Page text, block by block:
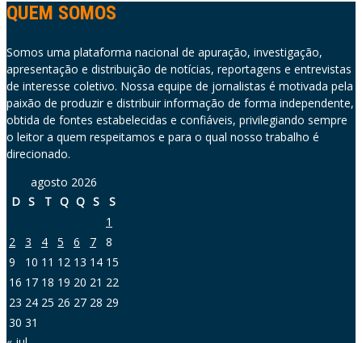
QUEM SOMOS
Somos uma plataforma nacional de apuração, investigação,
apresentação e distribuição de notícias, reportagens e entrevistas
de interesse coletivo. Nossa equipe de jornalistas é motivada pela
paixão de produzir e distribuir informação de forma independente,
obtida de fontes estabelecidas e confiáveis, privilegiando sempre
o leitor a quem respeitamos e para o qual nosso trabalho é
direcionado.
agosto 2026
D S T Q Q S
S
1
2
3 4 5 6 7
8
9
10 11 12 13 14 15
16 17 18 19 20 21 22
23 24 25 26 27 28 29
30 31